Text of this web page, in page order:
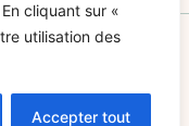
cliquant sur «
utilisation des
Accepter tout